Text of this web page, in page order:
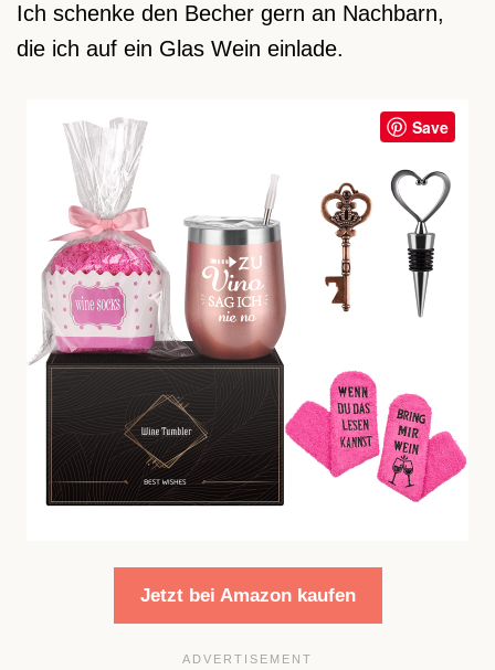
Ich schenke den Becher gern an Nachbarn,
die ich auf ein Glas Wein einlade.
Save
Jetzt bei Amazon kaufen